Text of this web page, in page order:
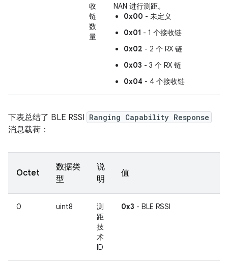
收
链
数
量
NAN 进行测距。
0x00 - 未定义
0x01 - 1 个接收链
0x02 - 2 个 RX 链
0x03 - 3 个 RX 链
0x04 - 4 个接收链
下表总结了 BLE RSSI Ranging Capability Response
消息载荷：
Octet
数据类
型
说
明
值
0 uint8
测
距
技
术
ID
0x3 - BLE RSSI